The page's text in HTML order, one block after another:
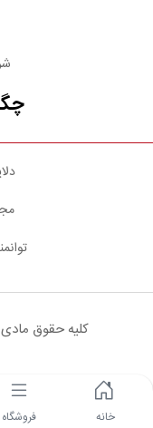
خانه فروشگاه
کلیه حقوق مادی
شبکه های اجتماعی